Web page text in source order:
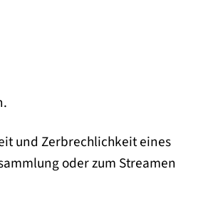
und Zerbrechlichkeit eines
oder zum Streamen